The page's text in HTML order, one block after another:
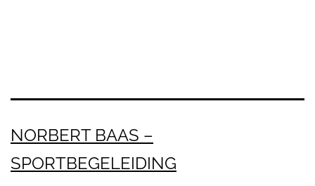
NORBERT BAAS –
SPORTBEGELEIDING